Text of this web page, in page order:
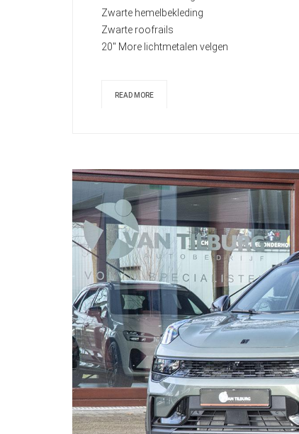
Zwarte hemelbekleding
Zwarte roofrails
20" More lichtmetalen velgen
READ MORE